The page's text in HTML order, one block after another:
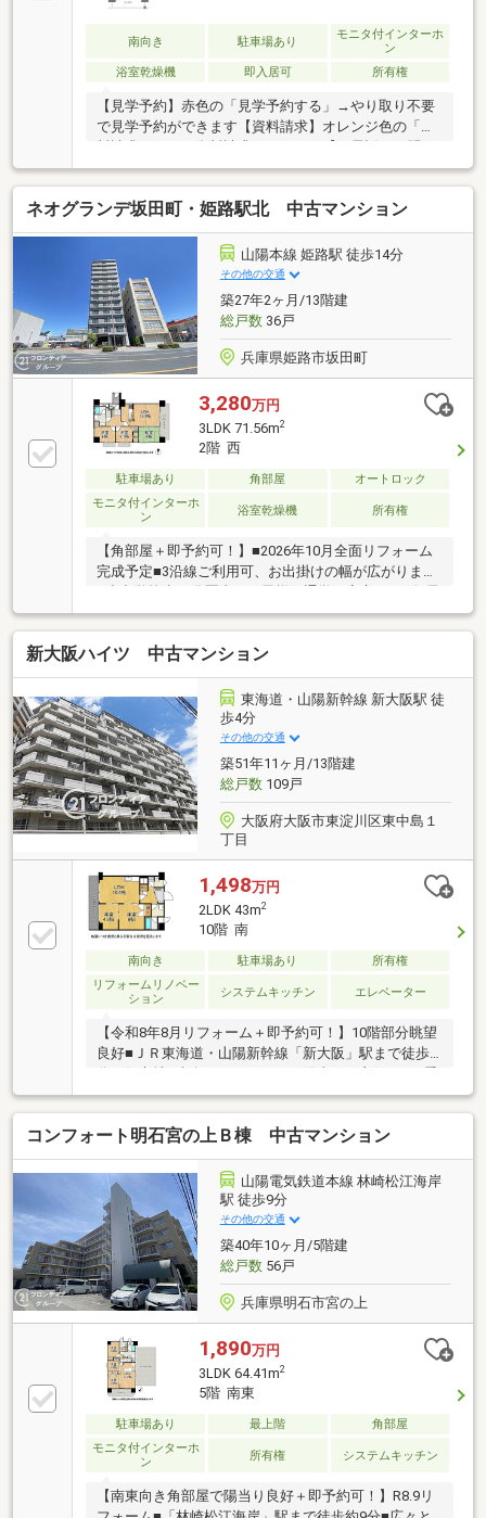
南向き 駐車場あり
モニタ付インターホ
ン
浴室乾燥機
即入居可 所有権
【見学予約】赤色の「見学予約する」→やり取り不要
で見学予約ができます【資料請求】オレンジ色の「資
合わせ】TEL：072-723-8765より直接お問い合わせで
きます・駅へのアクセスが良く、通勤・通学に便利な
立地です。・スーパー、ドラッグストアなど生活利便
施設が徒歩圏内に充実。・南向きバルコニーから陽光
が差し込む、明るく開放的なLDK。・家族との会話が
弾む人気の対面式システムキッチンを採用。・各居室
収納に加え、廊下収納や洗面室収納など収納スペース
が豊富。・ワイドバルコニーにはスロップシンクを設
置し、ガーデニングやお掃除にも便利。
ネオグランデ坂田町・姫路駅北 中古マンション
山陽本線 姫路駅 徒歩14分
その他の交通
築27年2ヶ月/13階建
総戸数36戸
兵庫県姫路市坂田町
3,280万円
3LDK 71.56m2
2階 西
駐車場あり 角部屋
オートロック
モニタ付インターホ
ン
浴室乾燥機 所有権
【角部屋＋即予約可！】■2026年10月全面リフォーム
完成予定■3沿線ご利用可、お出掛けの幅が広がります
室収納スペース付き
新大阪ハイツ 中古マンション
東海道・山陽新幹線 新大阪駅 徒
歩4分
その他の交通
築51年11ヶ月/13階建
総戸数109戸
大阪府大阪市東淀川区東中島１
丁目
1,498万円
2LDK 43m2
10階 南
南向き 駐車場あり
所有権
リフォームリノベー
ション
システムキッチン エレベーター
【令和8年8月リフォーム＋即予約可！】10階部分眺望
良好■ＪＲ東海道・山陽新幹線「新大阪」駅まで徒歩4
節物の片付けに便利なトランクルーム有
コンフォート明石宮の上Ｂ棟 中古マンション
山陽電気鉄道本線 林崎松江海岸
駅 徒歩9分
その他の交通
築40年10ヶ月/5階建
総戸数56戸
兵庫県明石市宮の上
1,890万円
3LDK 64.41m2
5階 南東
駐車場あり 最上階
角部屋
モニタ付インターホ
ン
所有権 システムキッチン
【南東向き角部屋で陽当り良好＋即予約可！】R8.9リ